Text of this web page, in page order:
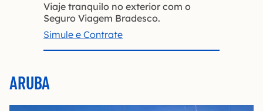
Viaje tranquilo no exterior com o
Seguro Viagem Bradesco.
Simule e Contrate
ARUBA